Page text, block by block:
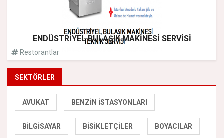
ENDÜSTRİYEL BULAŞIK MAKİNESİ SERVİSİ
Restorantlar
SEKTÖRLER
AVUKAT BENZIN İSTASYONLARI
BILGISAYAR BISIKLETÇILER BOYACILAR